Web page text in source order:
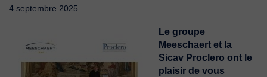
4 septembre 2025
Le groupe
Meeschaert et la
Sicav Proclero ont le
plaisir de vous